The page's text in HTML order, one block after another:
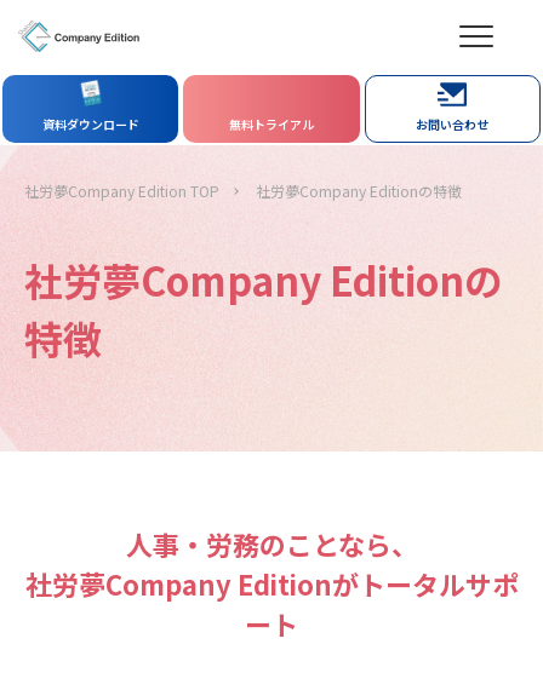
資料ダウンロード 無料トライアル お問い合わせ
社労夢Company Edition TOP 社労夢Company Editionの特徴
社労夢Company Editionの
特徴
人事・労務のことなら、
社労夢Company Editionがトータルサポ
ート